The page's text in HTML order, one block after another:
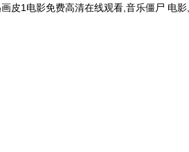
皮1电影免费高清在线观看,音乐僵尸 电